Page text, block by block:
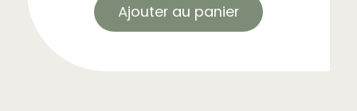
Ajouter au panier